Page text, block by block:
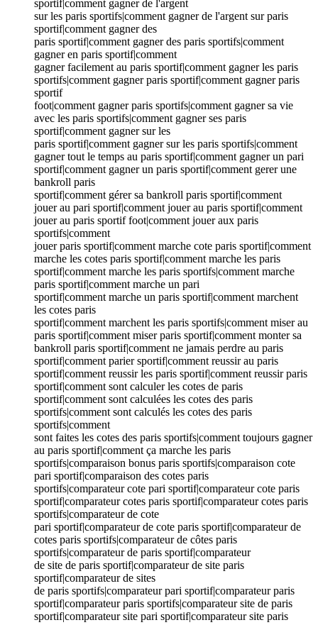
sportif|comment gagner de l'argent
sur les paris sportifs|comment gagner de l'argent sur paris
sportif|comment gagner des
paris sportif|comment gagner des paris sportifs|comment
gagner en paris sportif|comment
gagner facilement au paris sportif|comment gagner les paris
sportifs|comment gagner paris sportif|comment gagner paris
sportif
foot|comment gagner paris sportifs|comment gagner sa vie
avec les paris sportifs|comment gagner ses paris
sportif|comment gagner sur les
paris sportif|comment gagner sur les paris sportifs|comment
gagner tout le temps au paris sportif|comment gagner un pari
sportif|comment gagner un paris sportif|comment gerer une
bankroll paris
sportif|comment gérer sa bankroll paris sportif|comment
jouer au pari sportif|comment jouer au paris sportif|comment
jouer au paris sportif foot|comment jouer aux paris
sportifs|comment
jouer paris sportif|comment marche cote paris sportif|comment
marche les cotes paris sportif|comment marche les paris
sportif|comment marche les paris sportifs|comment marche
paris sportif|comment marche un pari
sportif|comment marche un paris sportif|comment marchent
les cotes paris
sportif|comment marchent les paris sportifs|comment miser au
paris sportif|comment miser paris sportif|comment monter sa
bankroll paris sportif|comment ne jamais perdre au paris
sportif|comment parier sportif|comment reussir au paris
sportif|comment reussir les paris sportif|comment reussir paris
sportif|comment sont calculer les cotes de paris
sportif|comment sont calculées les cotes des paris
sportifs|comment sont calculés les cotes des paris
sportifs|comment
sont faites les cotes des paris sportifs|comment toujours gagner
au paris sportif|comment ça marche les paris
sportifs|comparaison bonus paris sportifs|comparaison cote
pari sportif|comparaison des cotes paris
sportifs|comparateur cote pari sportif|comparateur cote paris
sportif|comparateur cotes paris sportif|comparateur cotes paris
sportifs|comparateur de cote
pari sportif|comparateur de cote paris sportif|comparateur de
cotes paris sportifs|comparateur de côtes paris
sportifs|comparateur de paris sportif|comparateur
de site de paris sportif|comparateur de site paris
sportif|comparateur de sites
de paris sportifs|comparateur pari sportif|comparateur paris
sportif|comparateur paris sportifs|comparateur site de paris
sportif|comparateur site pari sportif|comparateur site paris